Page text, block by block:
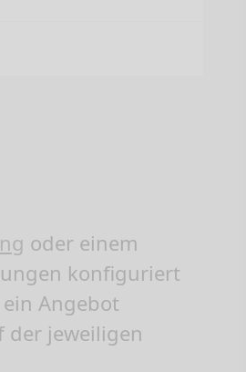
oder einem
konfiguriert
Angebot
der jeweiligen